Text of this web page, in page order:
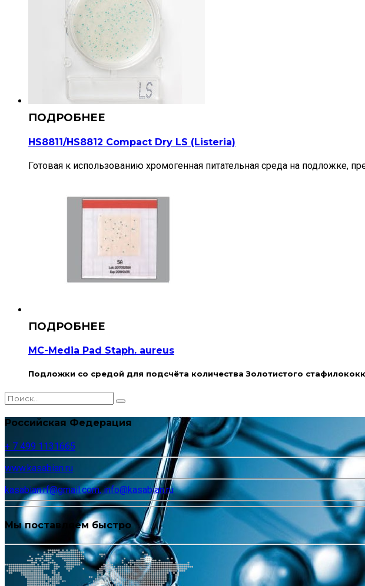
HS8811/HS8812 Compact Dry LS (Listeria)
Готовая к использованию хромогенная питательная среда на подложке,
MC-Media Pad Staph. aureus
Подложки со средой для подсчёта количества Золотистого
Российская Федерация
+ 7 499 1131665
www.kasabian.ru
kasabian.rf@gmail.com, info@kasabian.ru
Мы поставляем быстро